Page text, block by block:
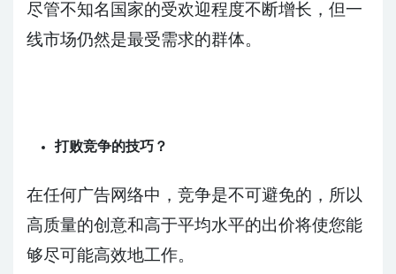
尽管不知名国家的受欢迎程度不断增长，但一
线市场仍然是最受需求的群体。
打败竞争的技巧？
在任何广告网络中，竞争是不可避免的，所以
高质量的创意和高于平均水平的出价将使您能
够尽可能高效地工作。